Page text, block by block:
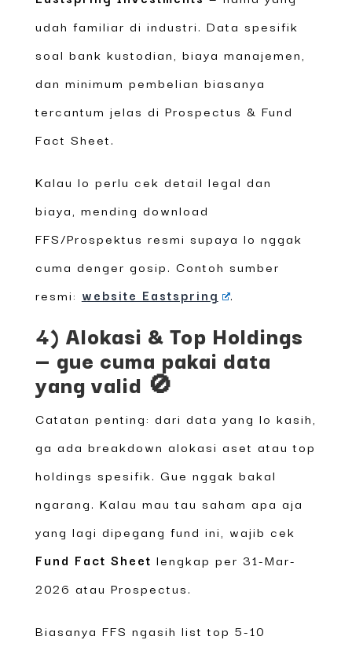
udah familiar di industri. Data spesifik
soal bank kustodian, biaya manajemen,
dan minimum pembelian biasanya
tercantum jelas di Prospectus & Fund
Fact Sheet.
Kalau lo perlu cek detail legal dan
biaya, mending download
FFS/Prospektus resmi supaya lo nggak
cuma denger gosip. Contoh sumber
resmi: website Eastspring .
4) Alokasi & Top Holdings
— gue cuma pakai data
yang valid 🚫
Catatan penting: dari data yang lo kasih,
ga ada breakdown alokasi aset atau top
holdings spesifik. Gue nggak bakal
ngarang. Kalau mau tau saham apa aja
yang lagi dipegang fund ini, wajib cek
Fund Fact Sheet lengkap per 31-Mar-
2026 atau Prospectus.
Biasanya FFS ngasih list top 5-10